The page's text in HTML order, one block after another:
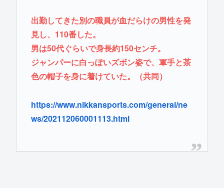
出勤してきた別の職員が血だらけの男性を発
見し、110番した。
男は50代ぐらいで身長約150センチ。
ジャンパーに白っぽいズボン姿で、軍手と茶
色の帽子を身に着けていた。（共同）
https://www.nikkansports.com/general/ne
ws/202112060001113.html